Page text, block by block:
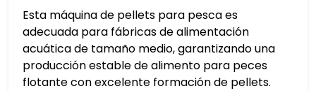
Esta máquina de pellets para pesca es
adecuada para fábricas de alimentación
acuática de tamaño medio, garantizando una
producción estable de alimento para peces
flotante con excelente formación de pellets.